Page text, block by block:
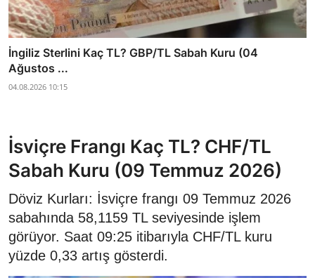
İngiliz Sterlini Kaç TL? GBP/TL Sabah Kuru (04
Ağustos ...
04.08.2026 10:15
İsviçre Frangı Kaç TL? CHF/TL
Sabah Kuru (09 Temmuz 2026)
Döviz Kurları: İsviçre frangı 09 Temmuz 2026
sabahında 58,1159 TL seviyesinde işlem
görüyor. Saat 09:25 itibarıyla CHF/TL kuru
yüzde 0,33 artış gösterdi.